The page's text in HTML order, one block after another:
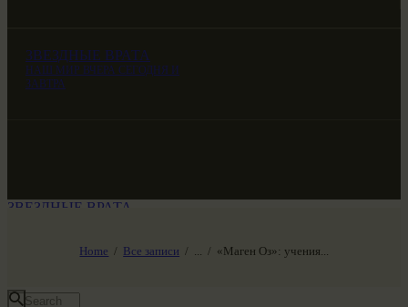
ЗВЕЗДНЫЕ ВРАТА
НАШ МИР ВЧЕРА СЕГОДНЯ И
ЗАВТРА
Home Все записи «Маген Оз»: учения...
ЗВЕЗДНЫЕ ВРАТА